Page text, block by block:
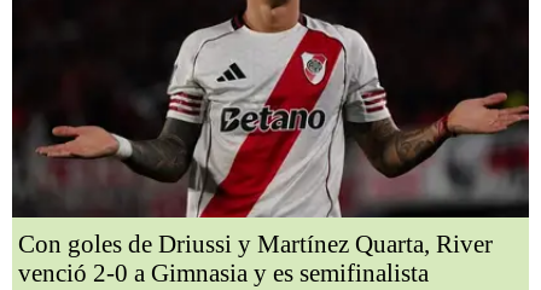
Con goles de Driussi y Martínez Quarta, River
venció 2-0 a Gimnasia y es semifinalista